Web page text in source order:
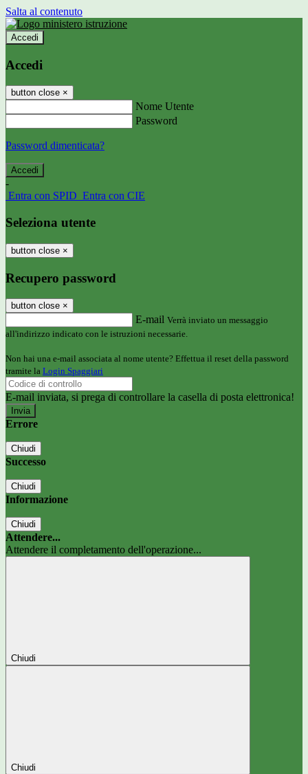
Salta al contenuto
Accedi
Accedi
button close ×
Nome Utente
Password
Password dimenticata?
-
Entra con SPID Entra con CIE
Seleziona utente
button close ×
Recupero password
button close ×
E-mail Verrà inviato un messaggio
all'indirizzo indicato con le istruzioni necessarie.
Non hai una e-mail associata al nome utente? Effettua il reset della password
tramite la Login Spaggiari
E-mail inviata, si prega di controllare la casella di posta elettronica!
Errore
Chiudi
Successo
Chiudi
Informazione
Chiudi
Attendere...
Attendere il completamento dell'operazione...
Chiudi
Chiudi